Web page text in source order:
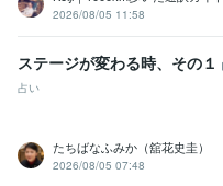
2026/08/05 11:58
ステージが変わる時、その１
占い
たちばなふみか（舘花史圭）
2026/08/05 07:48